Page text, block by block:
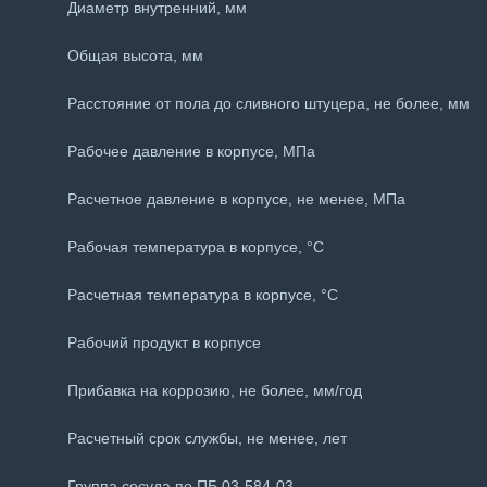
Диаметр внутренний, мм
Общая высота, мм
Расстояние от пола до сливного штуцера, не более, мм
Рабочее давление в корпусе, МПа
Расчетное давление в корпусе, не менее, МПа
Рабочая температура в корпусе, °С
Расчетная температура в корпусе, °С
Рабочий продукт в корпусе
Прибавка на коррозию, не более, мм/год
Расчетный срок службы, не менее, лет